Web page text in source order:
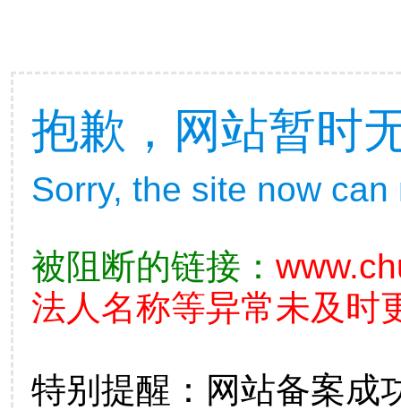
抱歉，网站暂时
Sorry, the site now
被阻断的链接：
法人名称等异常未及时
特别提醒：网站备案成